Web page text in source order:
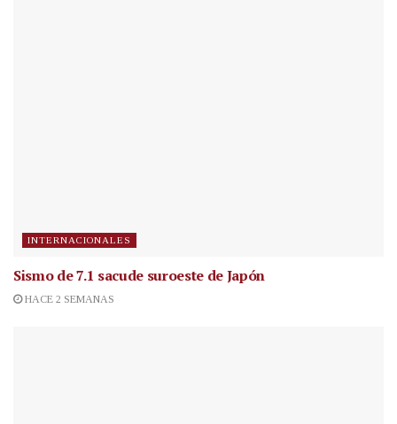
INTERNACIONALES
Sismo de 7.1 sacude suroeste de Japón
HACE 2 SEMANAS